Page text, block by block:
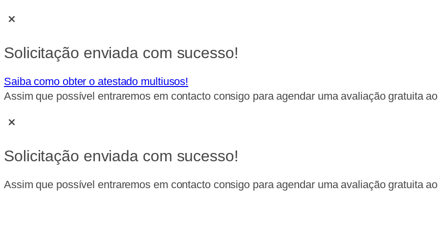
Solicitação enviada com sucesso!
Saiba como obter o atestado multiusos!
Assim que possível entraremos em contacto consigo para agendar uma avaliação gratuita
Solicitação enviada com sucesso!
Assim que possível entraremos em contacto consigo para agendar uma avaliação gratuita